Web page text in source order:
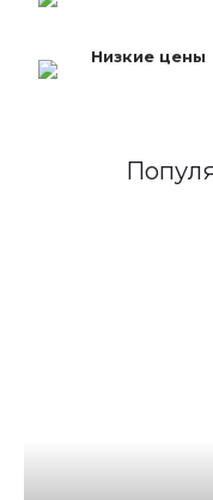
Низкие цены